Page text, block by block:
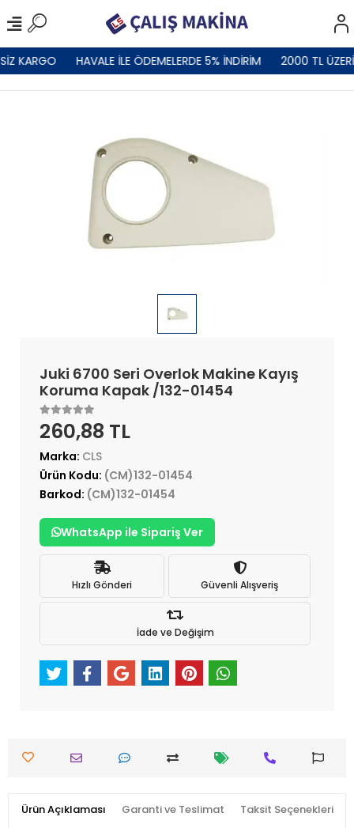
KARGO HAVALE İLE ÖDEMELERDE 5% İNDİRİM 2000 TL
Juki 6700 Seri Overlok Makine Kayış
Koruma Kapak /132-01454
260,88 TL
Marka: CLS
Ürün Kodu: (CM)132-01454
Barkod: (CM)132-01454
WhatsApp ile Sipariş Ver
Hızlı Gönderi Güvenli Alışveriş
İade ve Değişim
Ürün Açıklaması Garanti ve Teslimat Taksit Seçenekleri